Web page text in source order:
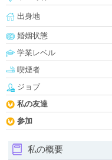
出身地
婚姻状態
学業レベル
喫煙者
ジョブ
私の友達
参加
私の概要